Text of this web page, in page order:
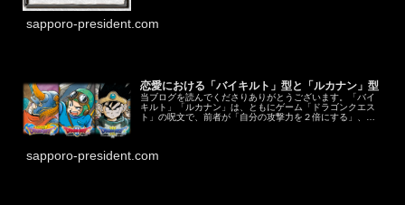
sapporo-president.com
恋愛における「バイキルト」型と「ルカナン」型
当ブログを読んでくださりありがとうございます。「バイ
キルト」「ルカナン」は、ともにゲーム「ドラゴンクエス
ト」の呪文で、前者が「自分の攻撃力を２倍にする」、後
sapporo-president.com